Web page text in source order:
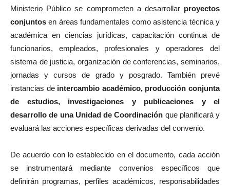
Ministerio Público se comprometen a desarrollar proyectos
conjuntosen áreas fundamentales como asistencia técnica y
académica en ciencias jurídicas, capacitación continua de
funcionarios, empleados, profesionales y operadores del
sistema de justicia, organización de conferencias, seminarios,
jornadas y cursos de grado y posgrado. También prevé
instancias deintercambio académico, producción conjunta
de estudios, investigaciones y publicaciones y el
desarrollo de una Unidad de Coordinación que planificará y
evaluará las acciones específicas derivadas del convenio.
De acuerdo con lo establecido en el documento, cada acción
se instrumentará mediante convenios específicos que
definirán programas, perfiles académicos, responsabilidades